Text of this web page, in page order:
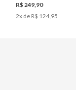
R$ 249,90
2x de R$ 124,95